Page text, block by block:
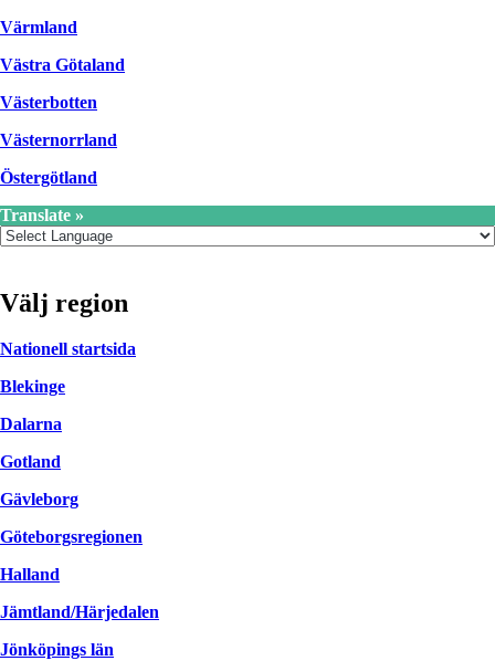
Värmland
Västra Götaland
Västerbotten
Västernorrland
Östergötland
Translate »
Välj region
Nationell startsida
Blekinge
Dalarna
Gotland
Gävleborg
Göteborgsregionen
Halland
Jämtland/Härjedalen
Jönköpings län